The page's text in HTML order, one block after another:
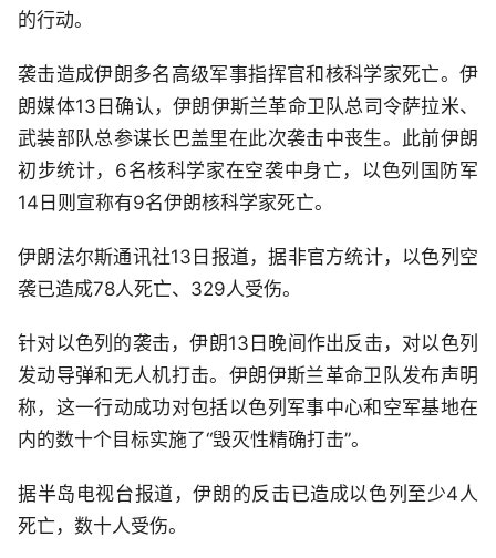
的行动。
袭击造成伊朗多名高级军事指挥官和核科学家死亡。伊
朗媒体13日确认，伊朗伊斯兰革命卫队总司令萨拉米、
武装部队总参谋长巴盖里在此次袭击中丧生。此前伊朗
初步统计，6名核科学家在空袭中身亡，以色列国防军
14日则宣称有9名伊朗核科学家死亡。
伊朗法尔斯通讯社13日报道，据非官方统计，以色列空
袭已造成78人死亡、329人受伤。
针对以色列的袭击，伊朗13日晚间作出反击，对以色列
发动导弹和无人机打击。伊朗伊斯兰革命卫队发布声明
称，这一行动成功对包括以色列军事中心和空军基地在
内的数十个目标实施了“毁灭性精确打击”。
据半岛电视台报道，伊朗的反击已造成以色列至少4人
死亡，数十人受伤。